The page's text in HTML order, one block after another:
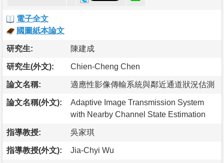
電子全文
國圖紙本論文
研究生: 陳建成
研究生(外文): Chien-Cheng Chen
論文名稱: 適應性影像傳輸系統與鄰近通道狀況估測
論文名稱(外文):
Adaptive Image Transmission System
with Nearby Channel State Estimation
指導教授: 吳家琪
指導教授(外文): Jia-Chyi Wu